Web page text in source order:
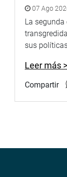
07 Ago
La segunda
sus
Leer más >
Compartir